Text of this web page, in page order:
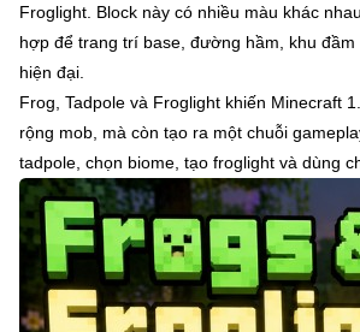
Froglight. Block này có nhiều màu khác
hợp để trang trí base, đường hầm, khu đầm
hiện đại.
Frog, Tadpole và Froglight khiến Minecraft
rộng mob, mà còn tạo ra một chuỗi
tadpole, chọn biome, tạo froglight và dùng